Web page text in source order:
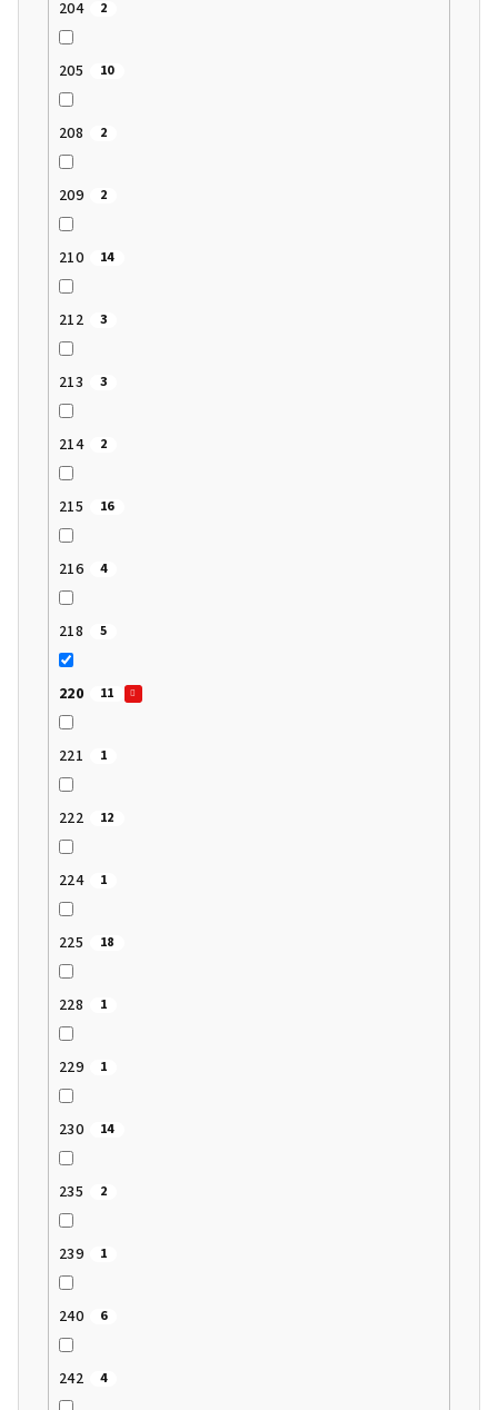
204 2
205 10
208 2
209 2
210 14
212 3
213 3
214 2
215 16
216 4
218 5
220 11
221 1
222 12
224 1
225 18
228 1
229 1
230 14
235 2
239 1
240 6
242 4